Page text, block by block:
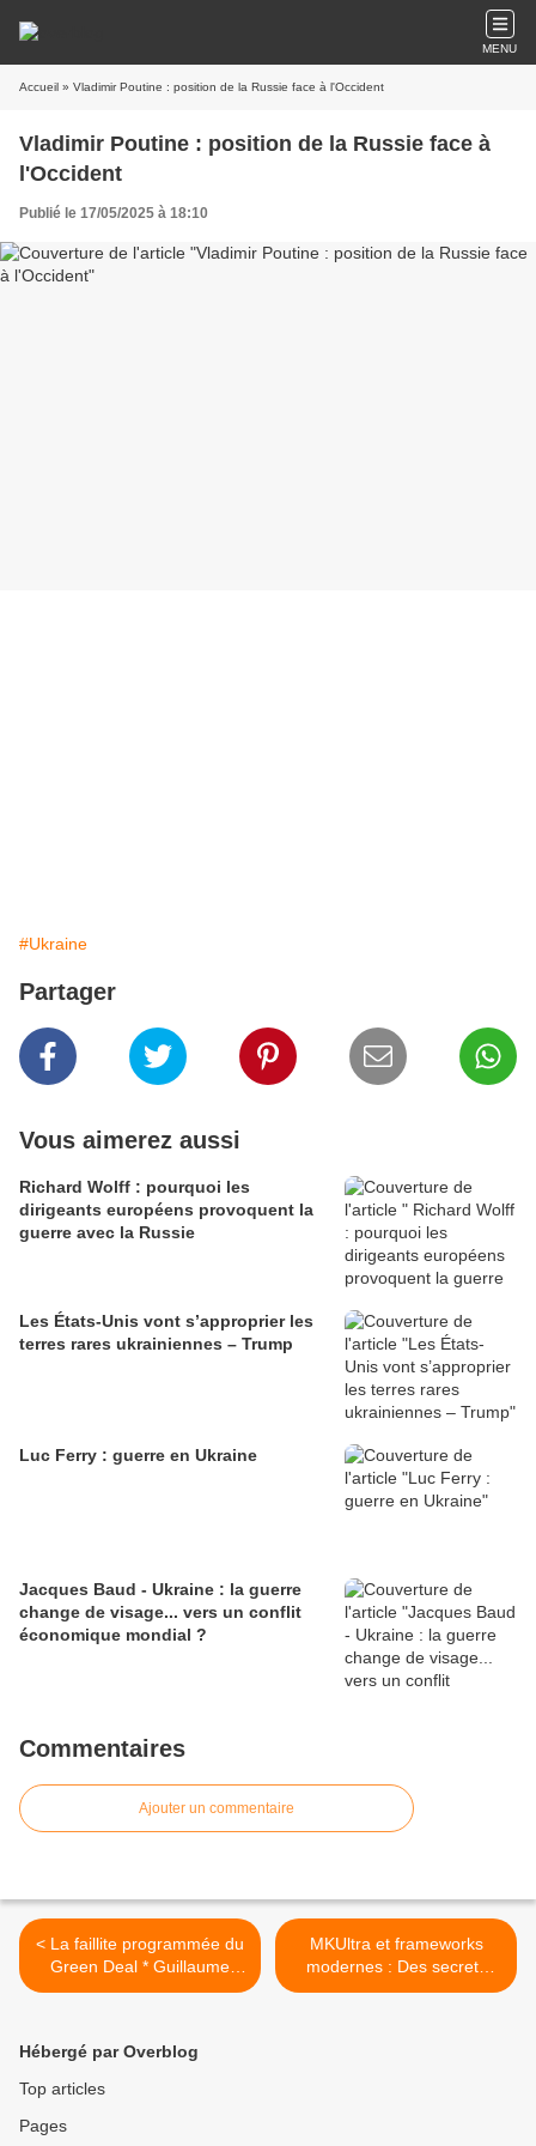
MENU
Accueil » Vladimir Poutine : position de la Russie face à l'Occident
Vladimir Poutine : position de la Russie face à
l'Occident
Publié le 17/05/2025 à 18:10
#Ukraine
Partager
Vous aimerez aussi
Richard Wolff : pourquoi les
dirigeants européens provoquent la
guerre avec la Russie
Les États-Unis vont s’approprier les
terres rares ukrainiennes – Trump
Luc Ferry : guerre en Ukraine
Jacques Baud - Ukraine : la guerre
change de visage... vers un conflit
économique mondial ?
Commentaires
Ajouter un commentaire
< La faillite programmée du
Green Deal * Guillaume
Bigot
MKUltra et frameworks
modernes : Des secrets
d’un programme de
Hébergé par Overblog
Top articles
Pages